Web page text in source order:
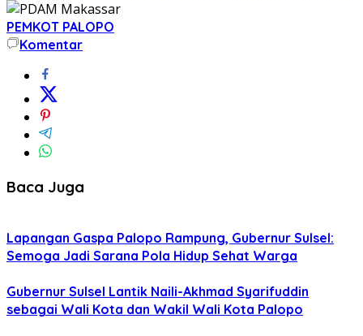
PEMKOT PALOPO
Komentar
Baca Juga
Lapangan Gaspa Palopo Rampung, Gubernur Sulsel:
Semoga Jadi Sarana Pola Hidup Sehat Warga
Gubernur Sulsel Lantik Naili-Akhmad Syarifuddin
sebagai Wali Kota dan Wakil Wali Kota Palopo